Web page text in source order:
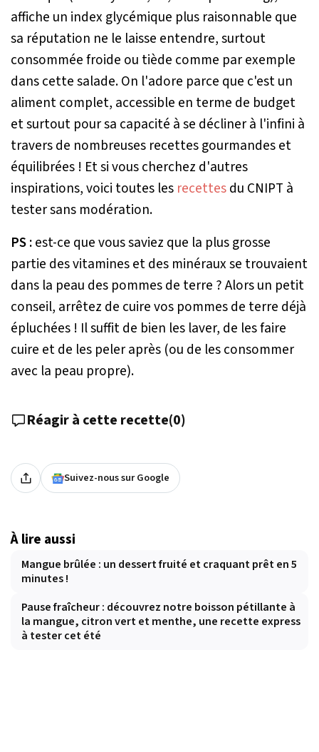
affiche un index glycémique plus raisonnable que
sa réputation ne le laisse entendre, surtout
consommée froide ou tiède comme par exemple
dans cette salade. On l'adore parce que c'est un
aliment complet, accessible en terme de budget
et surtout pour sa capacité à se décliner à l'infini à
travers de nombreuses recettes gourmandes et
équilibrées ! Et si vous cherchez d'autres
inspirations, voici toutes les recettesdu CNIPT à
tester sans modération.
PS :est-ce que vous saviez que la plus grosse
partie des vitamines et des minéraux se trouvaient
dans la peau des pommes de terre ? Alors un petit
conseil, arrêtez de cuire vos pommes de terre déjà
épluchées ! Il suffit de bien les laver, de les faire
cuire et de les peler après (ou de les consommer
avec la peau propre).
Réagir à cette recette(0)
Suivez-nous sur Google
À lire aussi
Mangue brûlée : un dessert fruité et craquant prêt en 5
minutes !
Pause fraîcheur : découvrez notre boisson pétillante à
la mangue, citron vert et menthe, une recette express
à tester cet été